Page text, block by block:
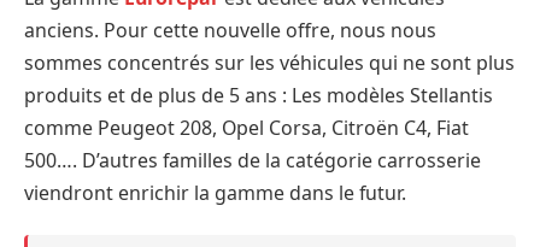
anciens. Pour cette nouvelle offre, nous nous
sommes concentrés sur les véhicules qui ne sont plus
produits et de plus de 5 ans : Les modèles Stellantis
comme Peugeot 208, Opel Corsa, Citroën C4, Fiat
500…. D’autres familles de la catégorie carrosserie
viendront enrichir la gamme dans le futur.